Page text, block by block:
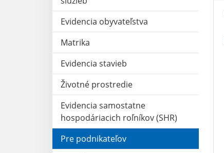
Evidencia obyvateľstva
Matrika
Evidencia stavieb
Životné prostredie
Evidencia samostatne
hospodáriacich roľníkov (SHR)
Pre podnikateľov